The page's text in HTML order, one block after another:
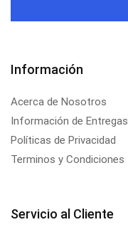
Información
Acerca de Nosotros
Información de Entregas
Políticas de Privacidad
Terminos y Condiciones
Servicio al Cliente